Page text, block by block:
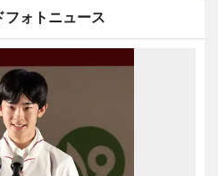
フォトニュース